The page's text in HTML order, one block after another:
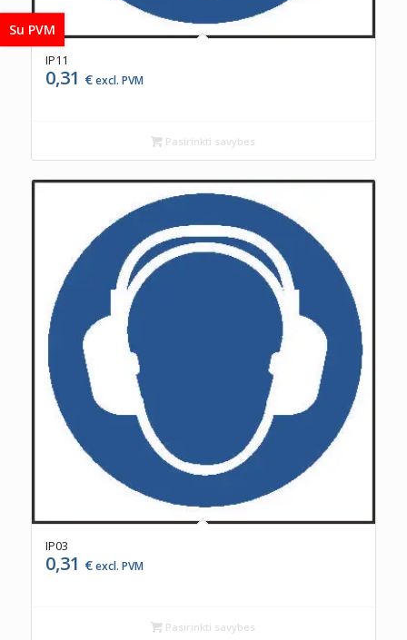
IP11
0,31 €excl. PVM
Pasirinkti savybes
IP03
0,31 €excl. PVM
Pasirinkti savybes
Su PVM